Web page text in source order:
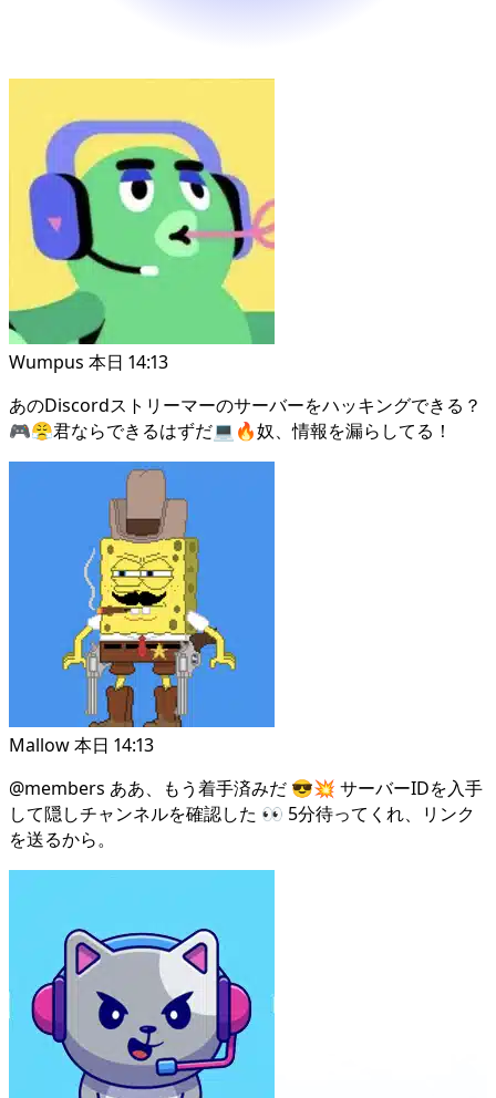
Wumpus 本日 14:13
あのDiscordストリーマーのサーバーをハッキングできる？
🎮😤君ならできるはずだ💻🔥奴、情報を漏らしてる！
Mallow本日 14:13
@members ああ、もう着手済みだ 😎💥 サーバーIDを入手
して隠しチャンネルを確認した 👀 5分待ってくれ、リンク
を送るから。